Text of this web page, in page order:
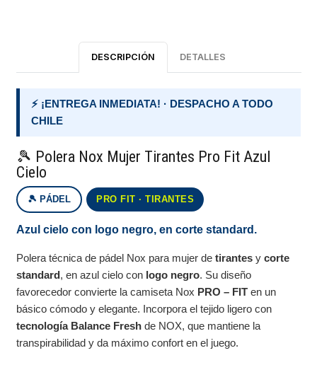
DESCRIPCIÓN DETALLES
⚡ ¡ENTREGA INMEDIATA! · DESPACHO A TODO
CHILE
🎾 Polera Nox Mujer Tirantes Pro Fit Azul
Cielo
🎾 PÁDEL PRO FIT · TIRANTES
Azul cielo con logo negro, en corte standard.
Polera técnica de pádel Nox para mujer detirantes ycorte
standard, en azul cielo con logo negro. Su diseño
favorecedor convierte la camiseta Nox PRO – FIT en un
básico cómodo y elegante. Incorpora el tejido ligero con
tecnología Balance Fresh de NOX, que mantiene la
transpirabilidad y da máximo confort en el juego.